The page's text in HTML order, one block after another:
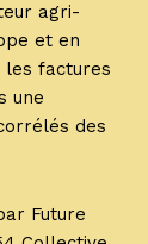
agri-
et en
les factures
une
des
Future